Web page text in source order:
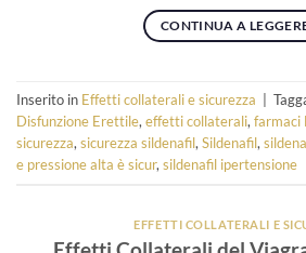
CONTINUA A
Inserito in Effetti collaterali e sicurezza
Disfunzione Erettile,effetti collaterali,farmaci
sicurezza,sicurezza sildenafil,Sildenafil,
e pressione alta è sicur,sildenafil ipertensione
EFFETTI COLLATERALI E